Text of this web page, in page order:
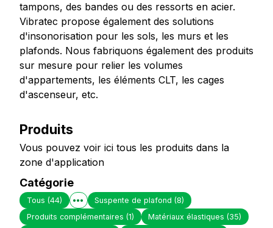
tampons, des bandes ou des ressorts en acier.
Vibratec propose également des solutions
d'insonorisation pour les sols, les murs et les
plafonds. Nous fabriquons également des produits
sur mesure pour relier les volumes
d'appartements, les éléments CLT, les cages
d'ascenseur, etc.
Produits
Vous pouvez voir ici tous les produits dans la
zone d'application
Catégorie
Tous (44) Suspente de plafond(8)
Produits complémentaires (1) Matériaux élastiques(35)